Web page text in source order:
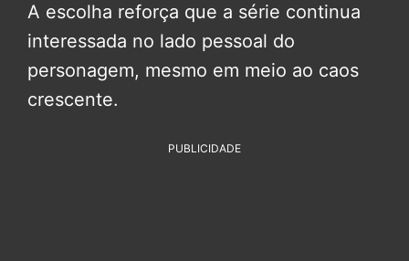
A escolha reforça que a série continua
interessada no lado pessoal do
personagem, mesmo em meio ao caos
crescente.
PUBLICIDADE